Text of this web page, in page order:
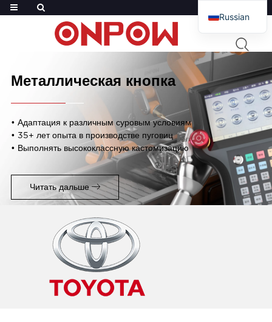
Металлическая кнопка
• Адаптация к различным суровым условиям
• 35+ лет опыта в производстве пуговиц
• Выполнять высококлассную кастомизацию
Читать дальше
Russian
English
French
Arabic
Polish
Spanish